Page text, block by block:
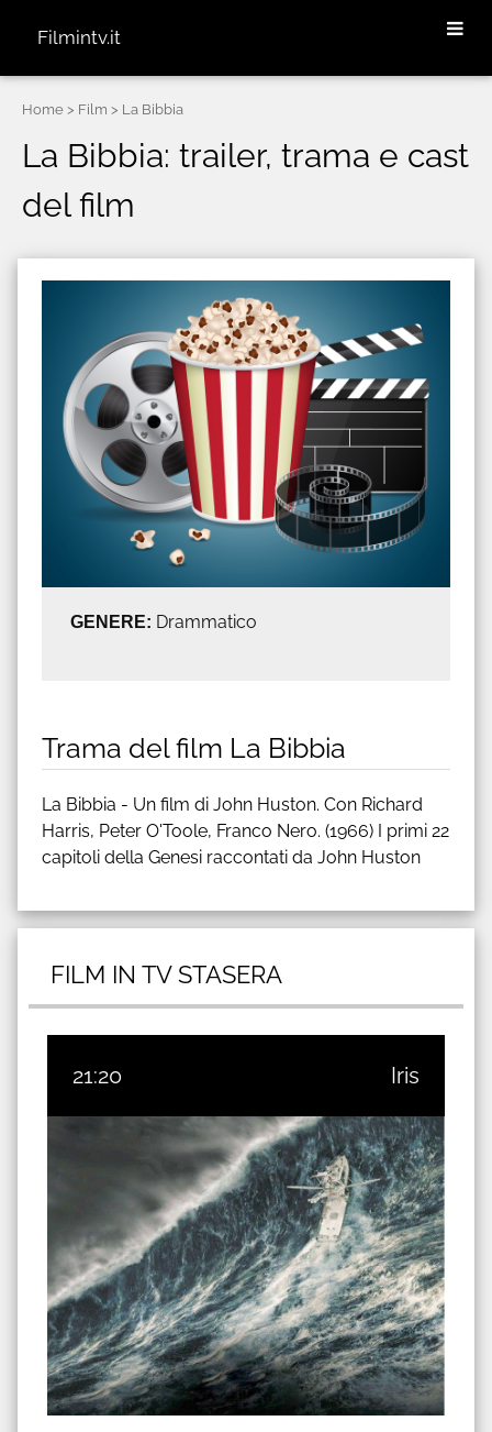
Filmintv.it
Home > Film > La Bibbia
La Bibbia: trailer, trama e cast
del film
GENERE: Drammatico
Trama del film La Bibbia
La Bibbia - Un film di John Huston. Con Richard
Harris, Peter O'Toole, Franco Nero. (1966) I primi 22
capitoli della Genesi raccontati da John Huston
FILM IN TV STASERA
21:20 Iris